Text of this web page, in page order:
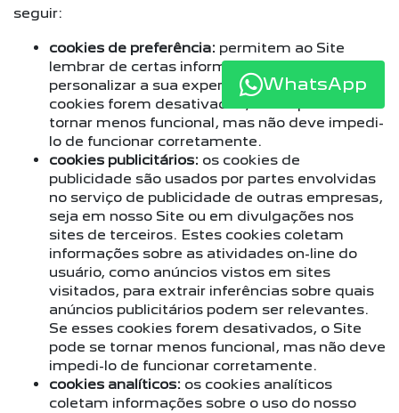
seguir:
cookies de preferência: permitem ao Site
lembrar de certas informações para
personalizar a sua experiência. Se esses
cookies forem desativados, o Site pode se
tornar menos funcional, mas não deve impedi-
lo de funcionar corretamente.
cookies publicitários: os cookies de
publicidade são usados por partes envolvidas
no serviço de publicidade de outras empresas,
seja em nosso Site ou em divulgações nos
sites de terceiros. Estes cookies coletam
informações sobre as atividades on-line do
usuário, como anúncios vistos em sites
visitados, para extrair inferências sobre quais
anúncios publicitários podem ser relevantes.
Se esses cookies forem desativados, o Site
pode se tornar menos funcional, mas não deve
impedi-lo de funcionar corretamente.
cookies analíticos: os cookies analíticos
coletam informações sobre o uso do nosso
WhatsApp